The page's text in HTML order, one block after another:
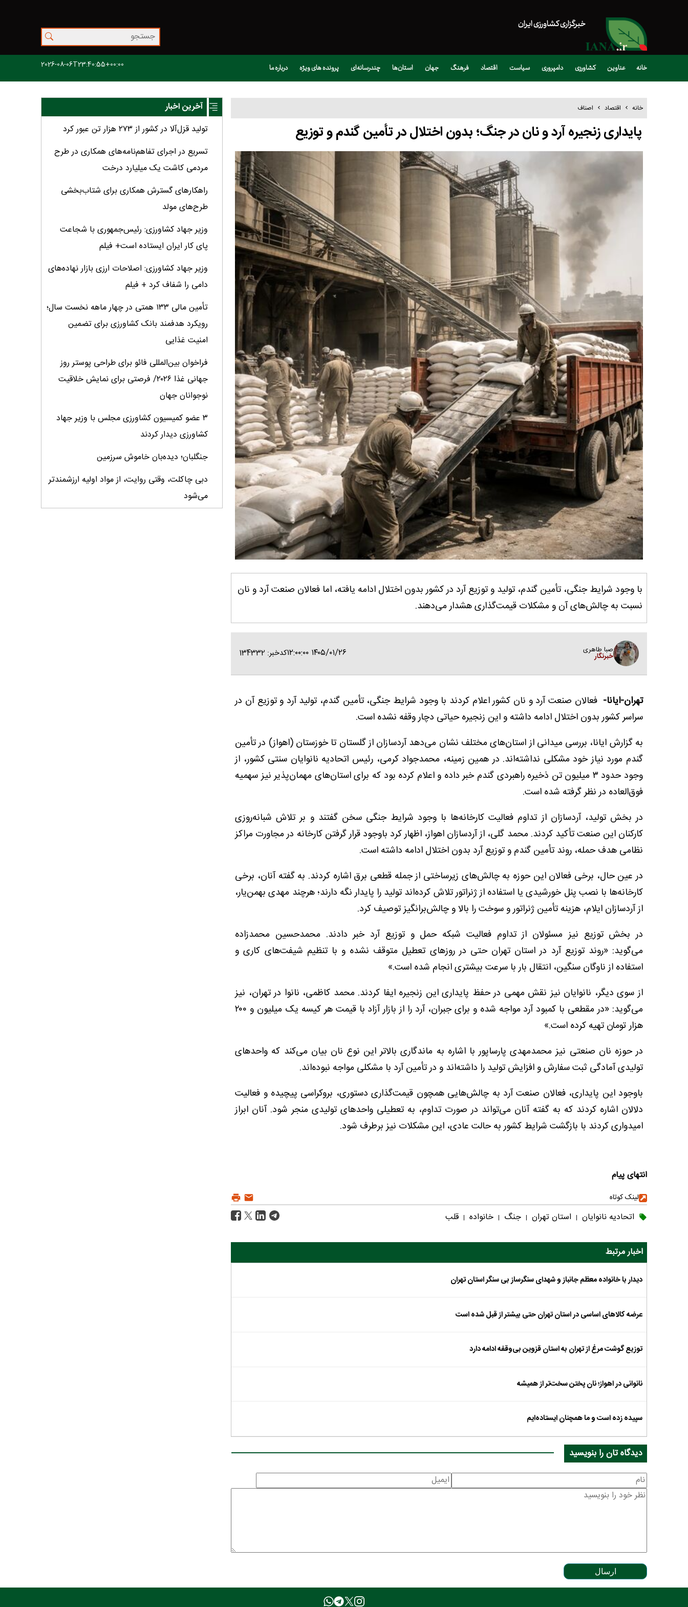
خبرگزاری کشاورزی ایران
خانه عناوین کشاورزی دامپروری سیاست اقتصاد فرهنگ جهان استان‌ها چندرسانه‌ای پرونده های ویژه درباره ما 2026-08-06T23:40:55+00:00
خانه اقتصاد اصناف
​پایداری زنجیره آرد و نان در جنگ؛ بدون اختلال در تأمین گندم و توزیع
با وجود شرایط جنگی، تأمین گندم، تولید و توزیع آرد در کشور بدون اختلال ادامه یافته، اما فعالان صنعت آرد و نان
نسبت به چالش‌های آن و مشکلات قیمت‌گذاری هشدار می‌دهند.
صبا طاهری
خبرنگار ۱۴۰۵/۰۱/۲۶ ۱۲:۰۰:۰۰ کدخبر: 134332
تهران-ایانا- فعالان صنعت آرد و نان کشور اعلام کردند با وجود شرایط جنگی، تأمین گندم، تولید آرد و توزیع آن در
سراسر کشور بدون اختلال ادامه داشته و این زنجیره حیاتی دچار وقفه نشده است.
به گزارش ایانا، بررسی میدانی از استان‌های مختلف نشان می‌دهد آردسازان از گلستان تا خوزستان (اهواز) در تأمین
گندم مورد نیاز خود مشکلی نداشته‌اند. در همین زمینه، محمدجواد کرمی، رئیس اتحادیه نانوایان سنتی کشور، از
وجود حدود ۳ میلیون تن ذخیره راهبردی گندم خبر داده و اعلام کرده بود که برای استان‌های مهمان‌پذیر نیز سهمیه
فوق‌العاده در نظر گرفته شده است.
در بخش تولید، آردسازان از تداوم فعالیت کارخانه‌ها با وجود شرایط جنگی سخن گفتند و بر تلاش شبانه‌روزی
کارکنان این صنعت تأکید کردند. محمد گلی، از آردسازان اهواز، اظهار کرد باوجود قرار گرفتن کارخانه در مجاورت مراکز
نظامی هدف حمله، روند تأمین گندم و توزیع آرد بدون اختلال ادامه داشته است.
در عین حال، برخی فعالان این حوزه به چالش‌های زیرساختی از جمله قطعی برق اشاره کردند. به گفته آنان، برخی
کارخانه‌ها با نصب پنل خورشیدی یا استفاده از ژنراتور تلاش کرده‌اند تولید را پایدار نگه دارند؛ هرچند مهدی بهمن‌یار،
از آردسازان ایلام، هزینه تأمین ژنراتور و سوخت را بالا و چالش‌برانگیز توصیف کرد.
در بخش توزیع نیز مسئولان از تداوم فعالیت شبکه حمل و توزیع آرد خبر دادند. محمدحسین محمدزاده
می‌گوید: «روند توزیع آرد در استان تهران حتی در روزهای تعطیل متوقف نشده و با تنظیم شیفت‌های کاری و
استفاده از ناوگان سنگین، انتقال بار با سرعت بیشتری انجام شده است.»
از سوی دیگر، نانوایان نیز نقش مهمی در حفظ پایداری این زنجیره ایفا کردند. محمد کاظمی، نانوا در تهران، نیز
می‌گوید: «در مقطعی با کمبود آرد مواجه شده و برای جبران، آرد را از بازار آزاد با قیمت هر کیسه یک میلیون و ۲۰۰
هزار تومان تهیه کرده است.»
در حوزه نان صنعتی نیز محمدمهدی پارساپور با اشاره به ماندگاری بالاتر این نوع نان بیان می‌کند که واحدهای
تولیدی آمادگی ثبت سفارش و افزایش تولید را داشته‌اند و در تأمین آرد با مشکلی مواجه نبوده‌اند.
باوجود این پایداری، فعالان صنعت آرد به چالش‌هایی همچون قیمت‌گذاری دستوری، بروکراسی پیچیده و فعالیت
دلالان اشاره کردند که به گفته آنان می‌تواند در صورت تداوم، به تعطیلی واحدهای تولیدی منجر شود. آنان ابراز
امیدواری کردند با بازگشت شرایط کشور به حالت عادی، این مشکلات نیز برطرف شود.
انتهای پیام
لینک کوتاه
اتحادیه نانوایان | استان تهران | جنگ | خانواده | قلب
اخبار مرتبط
دیدار با خانواده معظم جانباز و شهدای سنگرساز بی سنگر استان تهران
عرضه کالاهای اساسی در استان تهران حتی بیشتر از قبل شده است
توزیع گوشت مرغ از تهران به استان قزوین بی‌وقفه ادامه دارد
نانوانی در اهواز؛ نان پختن سخت‌تر از همیشه
سپیده زده است و ما همچنان ایستاده‌ایم
دیدگاه تان را بنویسید
ارسال
آخرین اخبار
تولید قزل‌آلا در کشور از ۲۷۳ هزار تن عبور کرد
تسریع در اجرای تفاهم‌نامه‌های همکاری در طرح
مردمی کاشت یک میلیارد درخت
راهکارهای گسترش همکاری برای شتاب‌بخشی
طرح‌های مولد
وزیر جهاد کشاورزی: رئیس‌جمهوری با شجاعت
پای کار ایران ایستاده است+ فیلم
وزیر جهاد کشاورزی: اصلاحات ارزی بازار نهاده‌های
دامی را شفاف کرد + فیلم
تأمین مالی ۱۳۳ همتی در چهار ماهه نخست سال؛
رویکرد هدفمند بانک کشاورزی برای تضمین
امنیت غذایی
فراخوان بین‌المللی فائو برای طراحی پوستر روز
جهانی غذا ۲۰۲۶/ فرصتی برای نمایش خلاقیت
نوجوانان جهان
۳ عضو کمیسیون کشاورزی مجلس با وزیر جهاد
کشاورزی دیدار کردند
جنگلبان؛ دیده‌بان خاموش سرزمین
دبی چاکلت، وقتی روایت، از مواد اولیه ارزشمندتر
می‌شود